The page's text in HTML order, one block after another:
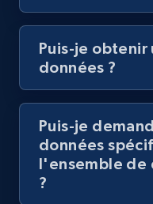
Puis-je obtenir
données ?
Puis-je
données
l'ensemble de
?